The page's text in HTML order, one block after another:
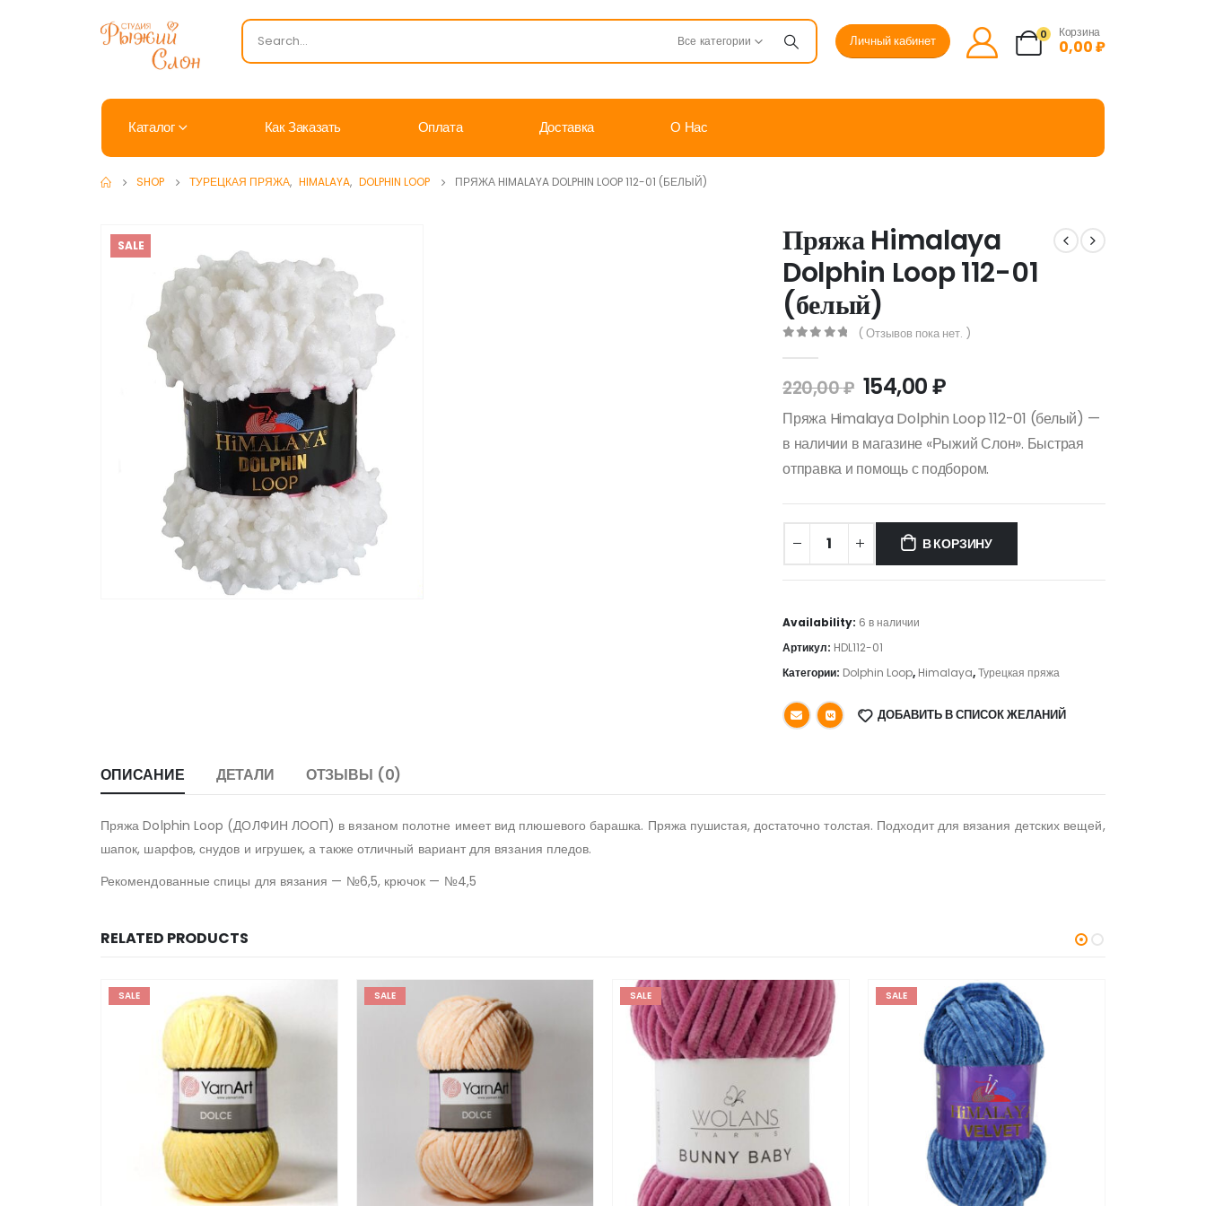
Все категории Личный кабинет 0 Корзина
0,00₽
Каталог Как Заказать Оплата Доставка О Нас
SHOP ТУРЕЦКАЯ ПРЯЖА, HIMALAYA, DOLPHIN LOOP ПРЯЖА HIMALAYA DOLPHIN LOOP 112-01 (БЕЛЫЙ)
SALE
Пряжа Himalaya
Dolphin Loop 112-01
(белый)
( Отзывов пока нет. )
220,00₽ 154,00₽
Пряжа Himalaya Dolphin Loop 112-01 (белый) —
в наличии в магазине «Рыжий Слон». Быстрая
отправка и помощь с подбором.
В КОРЗИНУ
Availability: 6 в наличии
Артикул: HDL112-01
Категории: Dolphin Loop, Himalaya,Турецкая пряжа
ДОБАВИТЬ В СПИСОК ЖЕЛАНИЙ
ОПИСАНИЕ ДЕТАЛИ ОТЗЫВЫ (0)
Пряжа Dolphin Loop (ДОЛФИН ЛООП) в вязаном полотне имеет вид плюшевого барашка. Пряжа пушистая, достаточно толстая. Подходит для вязания детских вещей,
шапок, шарфов, снудов и игрушек, а также отличный вариант для вязания пледов.
Рекомендованные спицы для вязания — №6,5, крючок — №4,5
RELATED PRODUCTS
SALE SALE SALE SALE